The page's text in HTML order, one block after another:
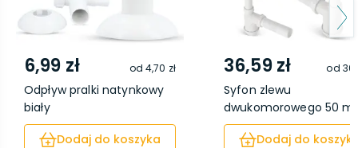
6,99 zł od4,70 zł
Odpływ pralki natynkowy
biały
Dodaj do koszyka
36,59 zł od
Syfon zlewu
dwukomorowego 50
plastik ...
Dodaj do